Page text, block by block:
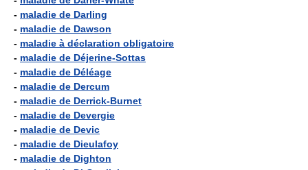
- maladie de Darling
- maladie de Dawson
- maladie à déclaration obligatoire
- maladie de Déjerine-Sottas
- maladie de Déléage
- maladie de Dercum
- maladie de Derrick-Burnet
- maladie de Devergie
- maladie de Devic
- maladie de Dieulafoy
- maladie de Dighton